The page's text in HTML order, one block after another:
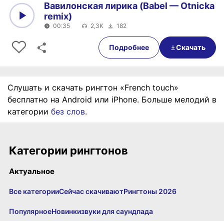
00:35
Вавилонская лирика (Babel — Otnicka
remix)
00:35 2,3K 182
Подробнее Скачать
Слушать и скачать рингтон «French touch»
бесплатно на Android или iPhone. Больше мелодий в
категории без слов.
Категории рингтонов
Актуальное
Все категорииСейчас скачиваютРингтоны 2026
ПопулярноеНовинкизвуки для саундпада